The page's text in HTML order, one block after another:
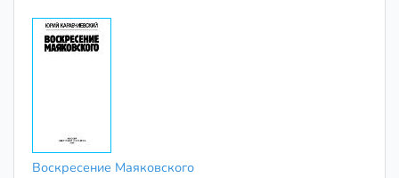
Воскресение Маяковского